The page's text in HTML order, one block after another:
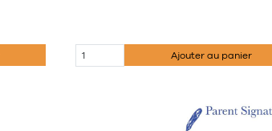
Ajouter au panier